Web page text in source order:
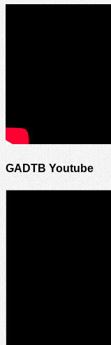
GADTB Youtube